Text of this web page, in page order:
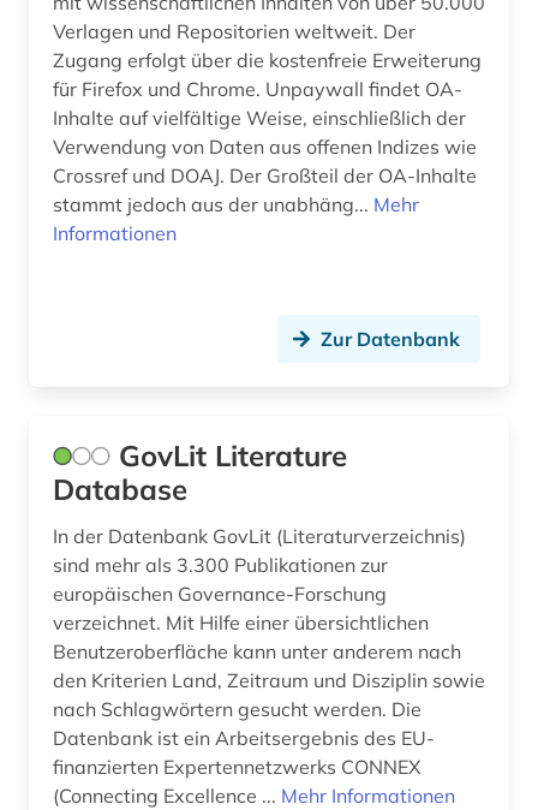
usa (7)
verzeichnis (2)
veröffentlichung (1)
virtuelles museum (1)
wissenschaftler (1)
wissenschaftliche kooperation (1)
wissenschaftliche zeitschrift (1)
wissenschaftsorganisation (1)
wörterbuch (2)
Verlagen und Repositorien weltweit. Der
Zugang erfolgt über die kostenfreie Erweiterung
für Firefox und Chrome. Unpaywall findet OA-
Inhalte auf vielfältige Weise, einschließlich der
Verwendung von Daten aus offenen Indizes wie
Crossref und DOAJ. Der Großteil der OA-Inhalte
stammt jedoch aus der unabhäng... Mehr
Informationen
Zur Datenbank
GovLit Literature
Database
In der Datenbank GovLit (Literaturverzeichnis)
sind mehr als 3.300 Publikationen zur
europäischen Governance-Forschung
verzeichnet. Mit Hilfe einer übersichtlichen
Benutzeroberfläche kann unter anderem nach
den Kriterien Land, Zeitraum und Disziplin sowie
nach Schlagwörtern gesucht werden. Die
Datenbank ist ein Arbeitsergebnis des EU-
finanzierten Expertennetzwerks CONNEX
(Connecting Excellence ... Mehr Informationen